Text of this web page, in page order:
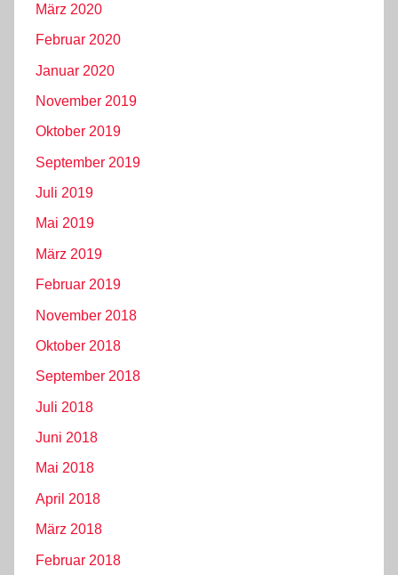
März 2020
Februar 2020
Januar 2020
November 2019
Oktober 2019
September 2019
Juli 2019
Mai 2019
März 2019
Februar 2019
November 2018
Oktober 2018
September 2018
Juli 2018
Juni 2018
Mai 2018
April 2018
März 2018
Februar 2018